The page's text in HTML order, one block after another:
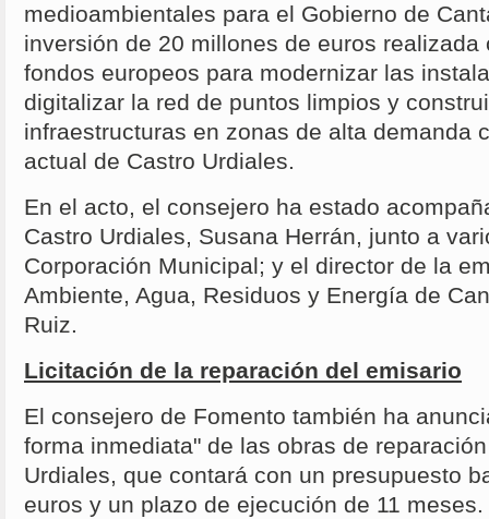
medioambientales para el Gobierno de
inversión de 20 millones de euros
fondos europeos para modernizar las
digitalizar la red de puntos limpios y
infraestructuras en zonas de alta demanda
actual de Castro Urdiales.
En el acto, el consejero ha estado
Castro Urdiales, Susana Herrán, junto a
Corporación Municipal; y el director de la
Ambiente, Agua, Residuos y Energía de
Ruiz.
Licitación de la reparación del emisario
El consejero de Fomento también ha
forma inmediata" de las obras de
Urdiales, que contará con un presupuesto
euros y un plazo de ejecución de 11 meses.